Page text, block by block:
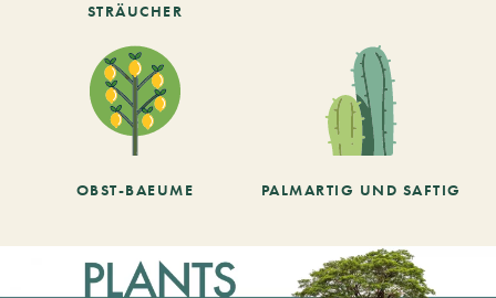
STRÄUCHER
OBST-BAEUME PALMARTIG UND SAFTIG